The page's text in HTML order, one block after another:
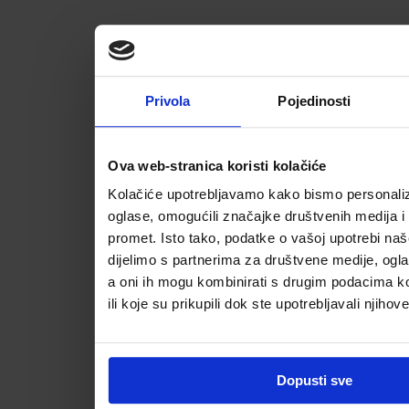
Privola Pojedinosti
Ova web-stranica koristi kolačiće
Kolačiće upotrebljavamo kako bismo
oglase, omogućili značajke društvenih medija i
promet. Isto tako, podatke o vašoj upotrebi
dijelimo s partnerima za društvene medije,
a oni ih mogu kombinirati s drugim podacima
ili koje su prikupili dok ste upotrebljavali
Dopusti sve